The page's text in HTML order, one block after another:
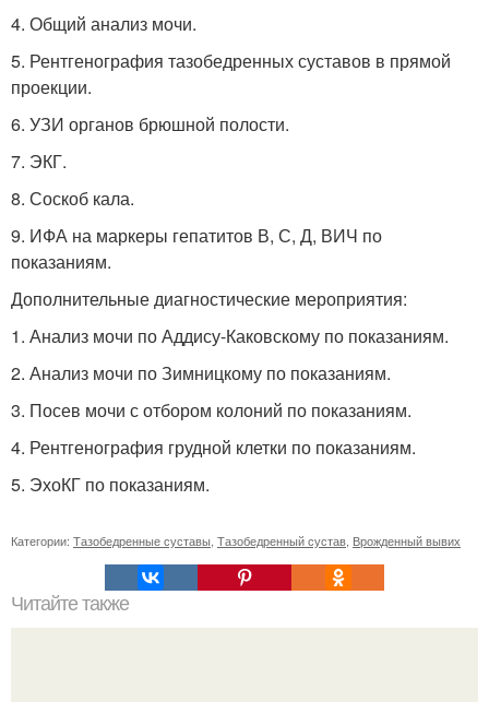
4. Общий анализ мочи.
5. Рентгенография тазобедренных суставов в прямой
проекции.
6. УЗИ органов брюшной полости.
7. ЭКГ.
8. Соскоб кала.
9. ИФА на маркеры гепатитов В, С, Д, ВИЧ по
показаниям.
Дополнительные диагностические мероприятия:
1. Анализ мочи по Аддису-Каковскому по показаниям.
2. Анализ мочи по Зимницкому по показаниям.
3. Посев мочи с отбором колоний по показаниям.
4. Рентгенография грудной клетки по показаниям.
5. ЭхоКГ по показаниям.
Категории: Тазобедренные суставы Тазобедренный сустав Врожденный вывих
Читайте также